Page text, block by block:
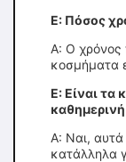
Ε: Πόσος
Α: Ο χρόνος
κοσμήματα
Ε: Είναι τα
Α: Ναι, αυτά
κατάλληλα